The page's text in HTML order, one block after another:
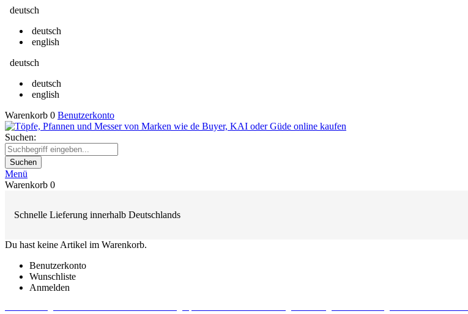
deutsch
deutsch
english
deutsch
deutsch
english
Warenkorb 0 Benutzerkonto
Suchen:
Suchen
Menü
Warenkorb 0
Schnelle Lieferung innerhalb Deutschlands
Du hast keine Artikel im Warenkorb.
Benutzerkonto
Wunschliste
Anmelden